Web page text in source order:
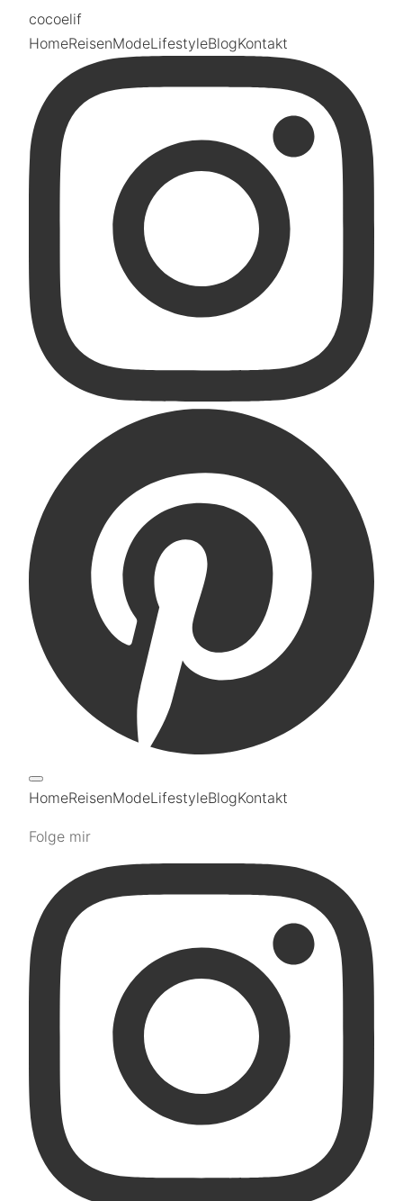
cocoelif
HomeReisenModeLifestyleBlogKontakt
HomeReisenModeLifestyleBlogKontakt
Folge mir